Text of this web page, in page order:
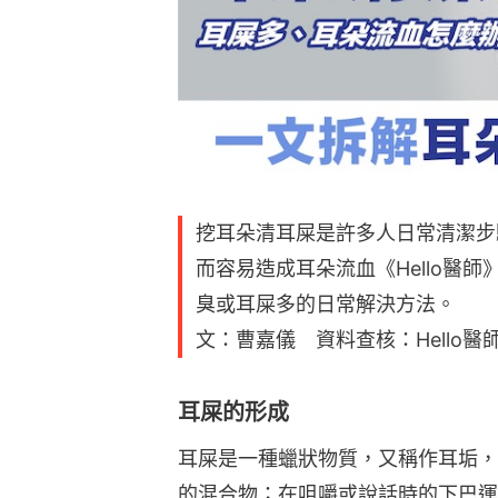
挖耳朵清耳屎是許多人日常清潔
而容易造成耳朵流血《Hello醫師
臭或耳屎多的日常解決方法。
文：曹嘉儀 資料查核：Hello醫
耳屎的形成
耳屎是一種蠟狀物質，又稱作耳垢